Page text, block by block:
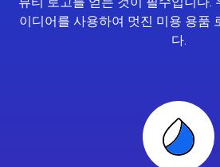
이디어를 사용하여 멋진 미용 용품
다.